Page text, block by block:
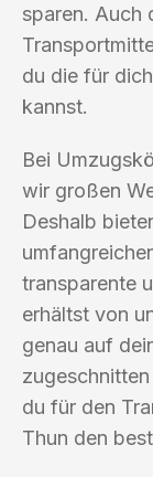
sparen. Auch
du die für
kannst.
Bei
wir großen
Deshalb
transparente
erhältst von
genau auf
du für den
Thun den